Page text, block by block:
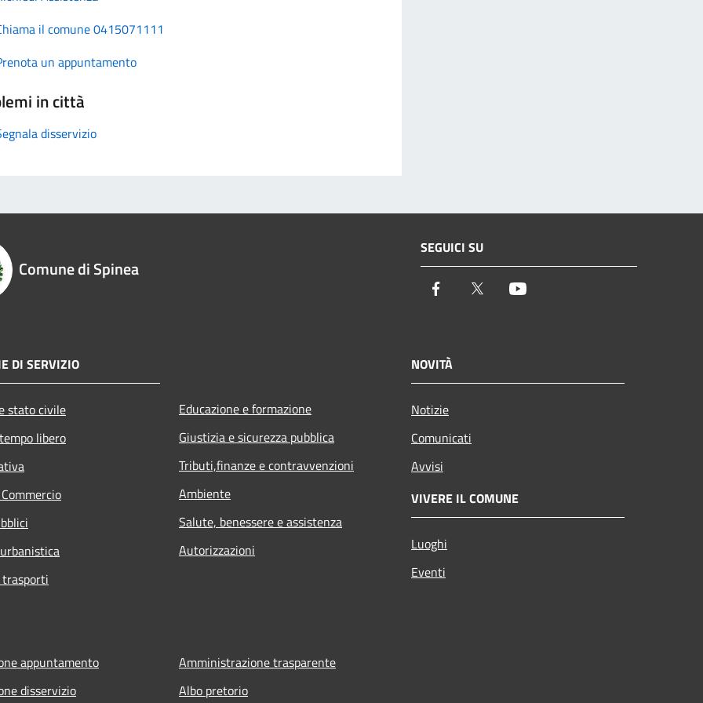
il comune 0415071111
un appuntamento
in città
disservizio
Comune di Spinea
SEGUICI SU
Facebook Twitter
DI SERVIZIO
stato civile
libero
Educazione e formazione
Giustizia e sicurezza pubblica
Tributi,finanze e contravvenzioni
Ambiente
Salute, benessere e assistenza
Autorizzazioni
NOVITÀ
Notizie
Comunicati
Avvisi
VIVERE IL COMUNE
Luoghi
Eventi
appuntamento
disservizio
Amministrazione trasparente
Albo pretorio